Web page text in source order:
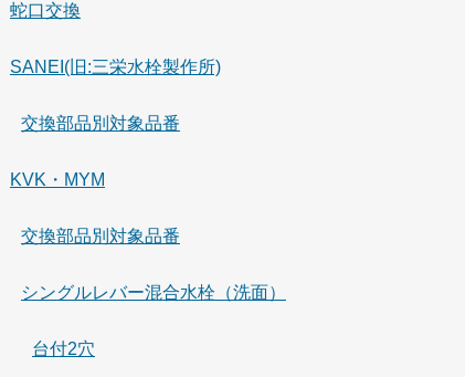
蛇口交換
SANEI(旧:三栄水栓製作所)
交換部品別対象品番
KVK・MYM
交換部品別対象品番
シングルレバー混合水栓（洗面）
台付2穴